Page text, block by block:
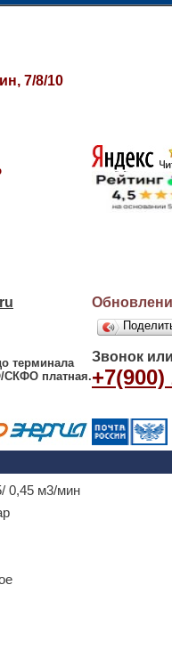
7/8/10
терминала
СКФО платная.
Звонок
+7(900)
0,45 м3/мин